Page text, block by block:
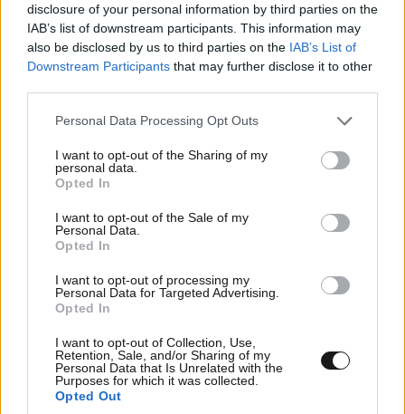
disclosure of your personal information by third parties on the
IAB’s list of downstream participants. This information may
also be disclosed by us to third parties on the IAB’s List of
Downstream Participants that may further disclose it to other
Please note that this website/app uses one or more Google
not limited to your visit or usage behaviour. You may click to
grant or deny consent to Google and its third-party tags to
use your data for below specified purposes in below Google
consent section.
Personal Data Processing Opt Outs
I want to opt-out of the Sharing of my
personal data.
Opted In
I want to opt-out of the Sale of my
Personal Data.
Opted In
I want to opt-out of processing my
Personal Data for Targeted Advertising.
Opted In
I want to opt-out of Collection, Use,
Retention, Sale, and/or Sharing of my
Personal Data that Is Unrelated with the
Purposes for which it was collected.
Opted Out
NEWSBEAST
Google News
και μάθετε πρώτοι όλες τις ειδήσεις
ΣΧΌΛΙΑ ΑΝΑΓΝΩΣΤΏΝ